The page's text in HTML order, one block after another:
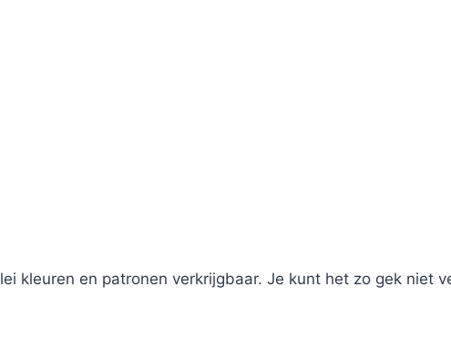
kleuren en patronen verkrijgbaar. Je kunt het zo gek niet